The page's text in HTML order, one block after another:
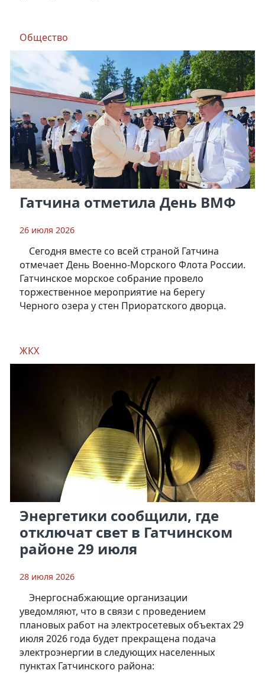
Общество
Гатчина отметила День ВМФ
26 июля 2026
Сегодня вместе со всей страной Гатчина
отмечает День Военно-Морского Флота России.
Гатчинское морское собрание провело
торжественное мероприятие на берегу
Черного озера у стен Приоратского дворца.
ЖКХ
Энергетики сообщили, где
отключат свет в Гатчинском
районе 29 июля
28 июля 2026
Энергоснабжающие организации
уведомляют, что в связи с проведением
плановых работ на электросетевых объектах 29
июля 2026 года будет прекращена подача
электроэнергии в следующих населенных
пунктах Гатчинского района: